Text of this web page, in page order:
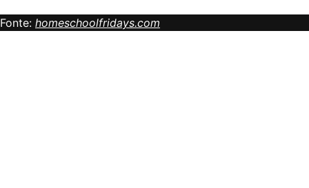
Fonte: homeschoolfridays.com